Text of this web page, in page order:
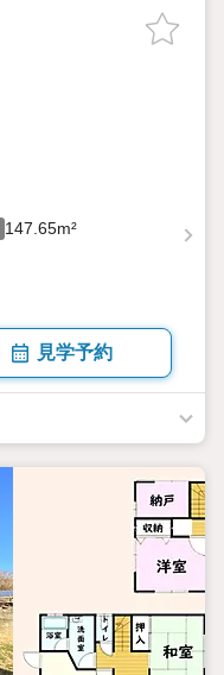
147.65m²
見学予約